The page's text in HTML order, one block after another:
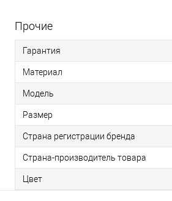
Прочие
Гарантия
Материал
Модель
Размер
Страна регистрации бренда
Страна-производитель товара
Цвет